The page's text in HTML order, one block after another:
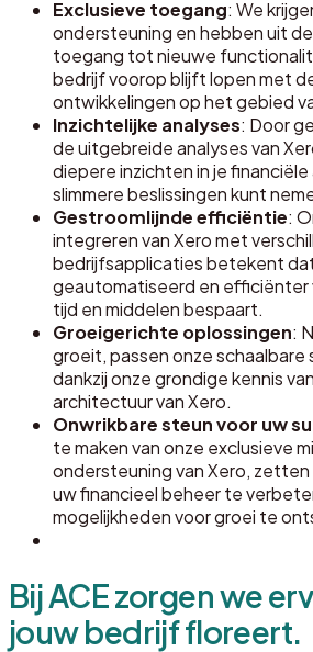
Exclusieve toegang: We
ondersteuning en hebben uit
toegang tot nieuwe
bedrijf voorop blijft lopen met
ontwikkelingen op het gebied
Inzichtelijke analyses: Door
de uitgebreide analyses van
diepere inzichten in je
slimmere beslissingen kunt
Gestroomlijnde efficiëntie:
integreren van Xero met
bedrijfsapplicaties betekent
geautomatiseerd en efficiënter
tijd en middelen bespaart.
Groeigerichte oplossingen:
groeit, passen onze schaalbare
dankzij onze grondige kennis
architectuur van Xero.
Onwrikbare steun voor uw
te maken van onze exclusieve
ondersteuning van Xero, zetten
uw financieel beheer te
mogelijkheden voor groei te
Bij ACE zorgen we
jouw bedrijf floreert.